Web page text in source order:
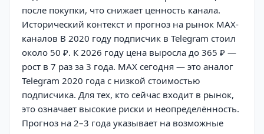
после покупки, что снижает ценность канала.
Исторический контекст и прогноз на рынок MAX-
каналов В 2020 году подписчик в Telegram стоил
около 50 ₽. К 2026 году цена выросла до 365 ₽ —
рост в 7 раз за 3 года. MAX сегодня — это аналог
Telegram 2020 года с низкой стоимостью
подписчика. Для тех, кто сейчас входит в рынок,
это означает высокие риски и неопределённость.
Прогноз на 2–3 года указывает на возможные